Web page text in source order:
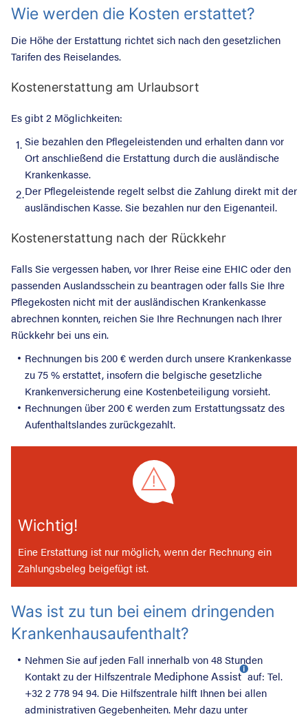
Wie werden die Kosten erstattet?
Die Höhe der Erstattung richtet sich nach den gesetzlichen
Tarifen des Reiselandes.
Kostenerstattung am Urlaubsort
Es gibt 2 Möglichkeiten:
1. Sie bezahlen den Pflegeleistenden und erhalten dann vor
Ort anschließend die Erstattung durch die ausländische
Krankenkasse.
2.Der Pflegeleistende regelt selbst die Zahlung direkt mit der
ausländischen Kasse. Sie bezahlen nur den Eigenanteil.
Kostenerstattung nach der Rückkehr
Falls Sie vergessen haben, vor Ihrer Reise eine EHIC oder den
passenden Auslandsschein zu beantragen oder falls Sie Ihre
Pflegekosten nicht mit der ausländischen Krankenkasse
abrechnen konnten, reichen Sie Ihre Rechnungen nach Ihrer
Rückkehr bei uns ein.
Rechnungen bis 200 € werden durch unsere Krankenkasse
zu 75 % erstattet, insofern die belgische gesetzliche
Krankenversicherung eine Kostenbeteiligung vorsieht.
Rechnungen über 200 € werden zum Erstattungssatz des
Aufenthaltslandes zurückgezahlt.
Wichtig!
Eine Erstattung ist nur möglich, wenn der Rechnung ein
Zahlungsbeleg beigefügt ist.
Was ist zu tun bei einem dringenden
Krankenhausaufenthalt?
Nehmen Sie auf jeden Fall innerhalb von 48 Stunden
Kontakt zu der Hilfszentrale Mediphone Assist auf: Tel.
+32 2 778 94 94. Die Hilfszentrale hilft Ihnen bei allen
administrativen Gegebenheiten. Mehr dazu unter